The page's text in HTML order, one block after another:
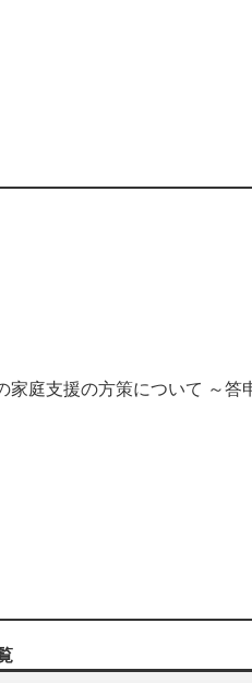
庭支援の方策について ～答